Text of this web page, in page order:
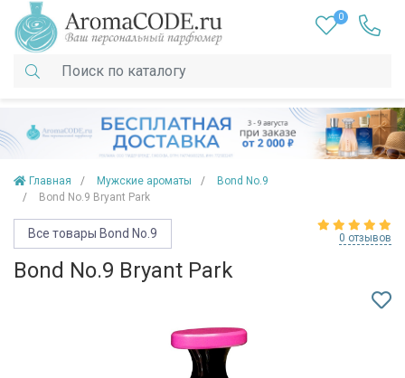
0
Главная Мужские ароматы
Bond No.9
Bond No.9 Bryant Park
Все товары Bond No.9 0 отзывов
Bond No.9 Bryant Park